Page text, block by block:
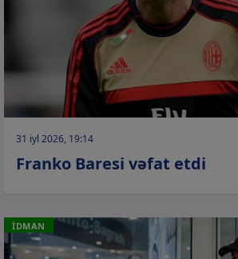
31 iyl 2026, 19:14
Franko Baresi vəfat etdi
İDMAN